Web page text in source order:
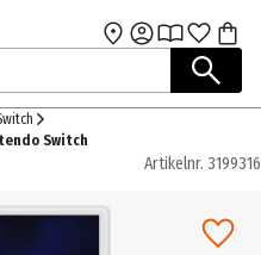
Zum Hauptinhalt
Switch
Artikelnr. 3199316